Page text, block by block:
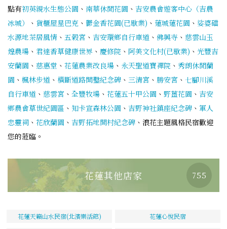
點有初英親水生態公園 、 南華休閒花園 、 吉安農會遊客中心（吉農
冰城）
、 貨櫃屋星巴克 、 鬱金香花園(已歇業) 、 蓮城蓮花園 、 娑婆礑
水源地茶居風情 、 五榖宮 、 吉安環鄉自行車道 、 佛興寺 、 慈雲山玉
煌農場 、 君達香草健康世界 、 慶修院 、 阿美文化村(已歇業) 、 光豐吉
安蘭園 、 慈惠堂 、 花蓮農業改良場 、 永天聖道寶禪院 、 秀朗休閒蘭
園 、 楓林步道 、 橫斷道路開鑿紀念碑 、 三清宮 、 勝安宮 、 七腳川溪
自行車道 、 慈雲宮 、 全豐牧場 、 花蓮五十甲公園 、 野薑花園 、 吉安
鄉農會草世紀園區 、 知卡宣森林公園 、 吉野神社鎮座紀念碑 、 軍人
忠靈祠 、 花欣蘭園 、 吉野拓地開村紀念碑 、浪花主題風格民宿歡迎
您的蒞臨。
花蓮其他店家 755
花蓮天籟山水民宿(北濱樂活館) 花蓮心悅民宿